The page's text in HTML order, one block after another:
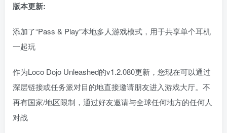
版本更新:
添加了“Pass & Play”本地多人游戏模式，用于共享单个耳机
一起玩
作为Loco Dojo Unleashed的v1.2.080更新，您现在可以通过
深层链接或任务派对目的地直接邀请朋友进入游戏大厅。不
再有国家/地区限制，通过好友邀请与全球任何地方的任何人
对战